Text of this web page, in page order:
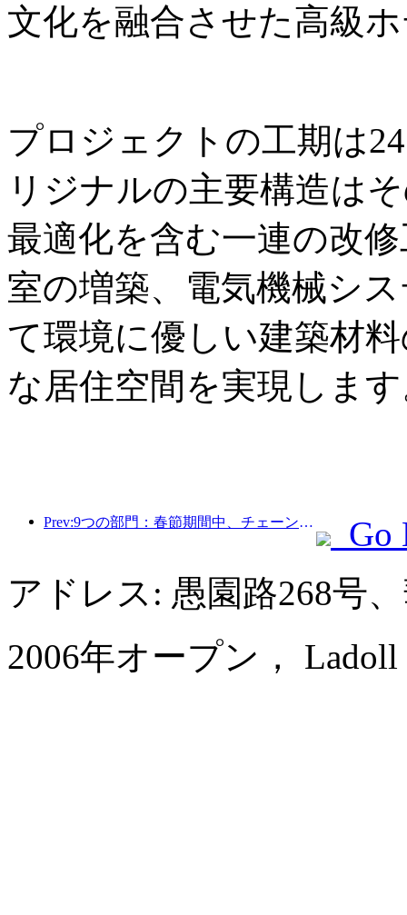
文化を融合させた高級
プロジェクトの工期は
リジナルの主要構造は
最適化を含む一連の改
室の増築、電気機械シ
て環境に優しい建築材
な居住空間を実現しま
Prev:9つの部門：春節期間中、チェーンホテルやブティックホームステイでは優遇措置が提供されます。
Go
アドレス: 愚園路268号
2006年オープン， Ladoll